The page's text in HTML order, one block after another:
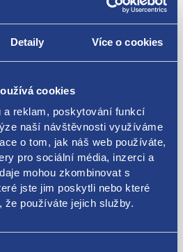
Detaily Více o cookies
cookies
a reklam, poskytování funkcí
naší návštěvnosti využíváme
o tom, jak náš web používáte,
pro sociální média, inzerci a
mohou zkombinovat s
jste jim poskytli nebo které
používáte jejich služby.
přístrojové štíty, podsvícení
dochází k častému praskání
dodávky a motocykly s